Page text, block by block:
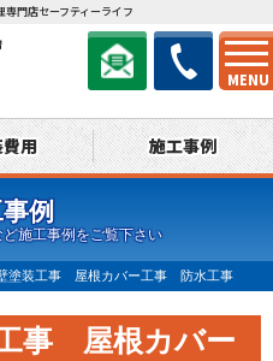
MENU
門店セーフティーライフ
用 施工事例
例
施工事例をご覧下さい
塗装工事 屋根カバー工事 防水工事
事 屋根カバー